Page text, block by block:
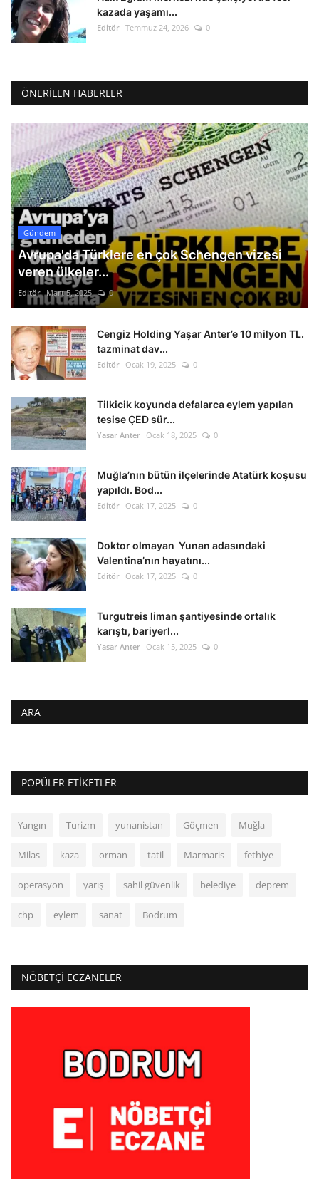
kazada yaşamı...
Editör Temmuz 24, 2026 0
ÖNERILEN HABERLER
Gündem
Avrupa'da Türklere en çok Schengen vizesi
veren ülkeler...
Editör Mart 5, 2025 0
Cengiz Holding Yaşar Anter’e 10 milyon TL.
tazminat dav...
Editör Ocak 19, 2025 0
Tilkicik koyunda defalarca eylem yapılan
tesise ÇED sür...
Yasar Anter Ocak 18, 2025 0
Muğla’nın bütün ilçelerinde Atatürk koşusu
yapıldı. Bod...
Editör Ocak 17, 2025 0
Doktor olmayan Yunan adasındaki
Valentina’nın hayatını...
Editör Ocak 17, 2025 0
Turgutreis liman şantiyesinde ortalık
karıştı, bariyerl...
Yasar Anter Ocak 15, 2025 0
ARA
POPÜLER ETIKETLER
Yangın Turizm yunanistan Göçmen Muğla
Milas kaza orman tatil Marmaris fethiye
operasyon yarış sahil güvenlik belediye deprem
chp eylem sanat Bodrum
NÖBETÇI ECZANELER